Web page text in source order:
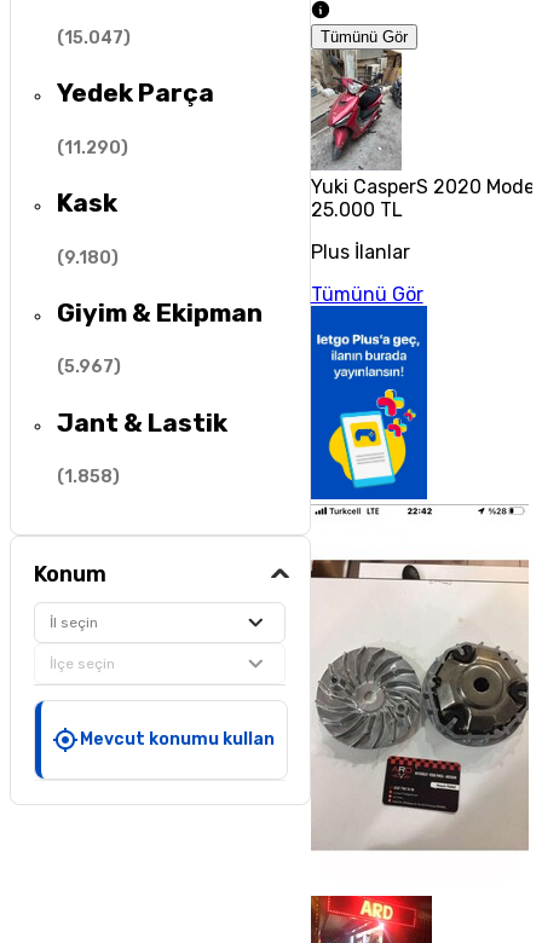
(15.047)
Yedek Parça
(11.290)
Kask
(9.180)
Giyim & Ekipman
(5.967)
Jant & Lastik
(1.858)
Konum
İl seçin
İlçe seçin
Mevcut konumu kullan
Tümünü Gör
Yuki CasperS 2020
25.000 TL
Plus İlanlar
Tümünü Gör